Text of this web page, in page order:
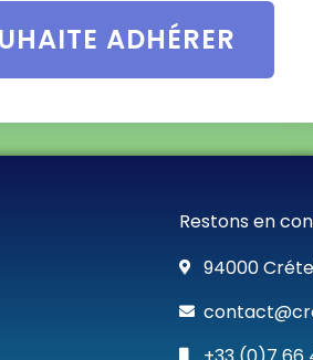
ADHÉRER
Restons en
94000